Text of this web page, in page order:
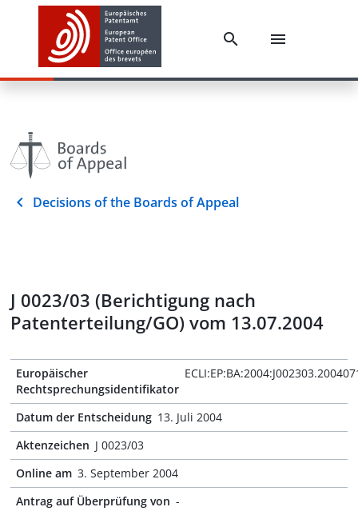
Decisions of the Boards of Appeal
J 0023/03 (Berichtigung nach
Patenterteilung/GO) vom 13.07.2004
Europäischer
Rechtsprechungsidentifikator
Datum der Entscheidung 13. Juli 2004
Aktenzeichen J 0023/03
Online am 3. September 2004
Antrag auf Überprüfung von -